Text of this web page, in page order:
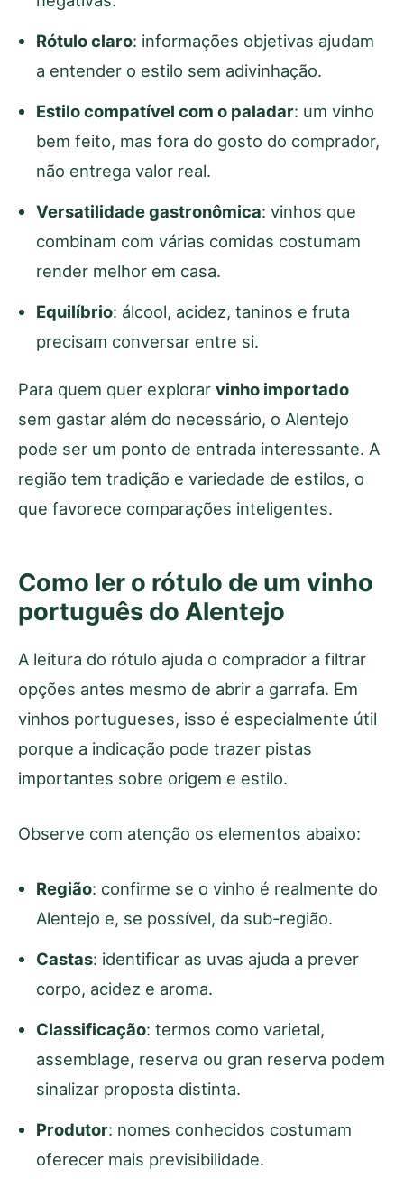
Rótulo claro: informações objetivas ajudam
a entender o estilo sem adivinhação.
Estilo compatível com o paladar: um vinho
bem feito, mas fora do gosto do comprador,
não entrega valor real.
Versatilidade gastronômica: vinhos que
combinam com várias comidas costumam
render melhor em casa.
Equilíbrio: álcool, acidez, taninos e fruta
precisam conversar entre si.
Para quem quer explorar vinho importado
sem gastar além do necessário, o Alentejo
pode ser um ponto de entrada interessante. A
região tem tradição e variedade de estilos, o
que favorece comparações inteligentes.
Como ler o rótulo de um vinho
português do Alentejo
A leitura do rótulo ajuda o comprador a filtrar
opções antes mesmo de abrir a garrafa. Em
vinhos portugueses, isso é especialmente útil
porque a indicação pode trazer pistas
importantes sobre origem e estilo.
Observe com atenção os elementos abaixo:
Região: confirme se o vinho é realmente do
Alentejo e, se possível, da sub-região.
Castas: identificar as uvas ajuda a prever
corpo, acidez e aroma.
Classificação: termos como varietal,
assemblage, reserva ou gran reserva podem
sinalizar proposta distinta.
Produtor: nomes conhecidos costumam
oferecer mais previsibilidade.